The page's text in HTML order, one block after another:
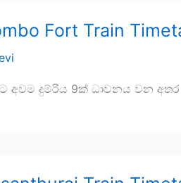
Fort Train
දුම්රිය 9ක් ධාවනය වන අතර